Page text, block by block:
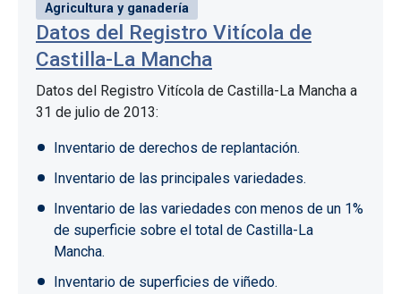
Agricultura y ganadería
Datos del Registro Vitícola de
Castilla-La Mancha
Datos del Registro Vitícola de Castilla-La Mancha a
31 de julio de 2013:
Inventario de derechos de replantación.
Inventario de las principales variedades.
Inventario de las variedades con menos de un 1%
de superficie sobre el total de Castilla-La
Mancha.
Inventario de superficies de viñedo.